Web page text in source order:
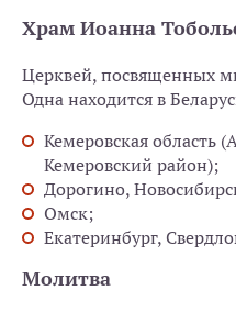
Храм Иоанна
Церквей, посвященных
Одна находится в
Кемеровская область
Кемеровский район);
Дорогино,
Омск;
Екатеринбург,
Молитва